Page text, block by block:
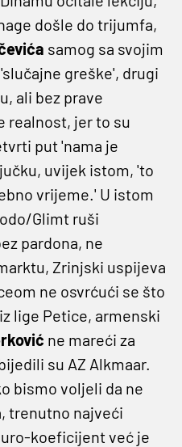
došle do trijumfa,
samog sa svojim
greške', drugi
ali bez prave
realnost, jer to su
put 'nama je
uvijek istom, 'to
vrijeme.' U istom
Glimt ruši
pardona, ne
Zrinjski uspijeva
ne osvrćući se što
lige Petice, armenski
ne mareći za
su AZ Alkmaar.
bismo voljeli da ne
trenutno najveći
koeficijent već je